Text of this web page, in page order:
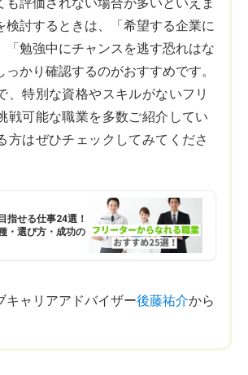
検討するときは、「希望する企業に
「勉強中にチャンスを逃す恐れはな
っかり確認するのがおすすめです。
、特別な資格やスキルがないフリ
戦可能な職業を多数ご紹介してい
方はぜひチェックしてみてくださ
指せる仕事24選！
・選び方・成功の
キャリアアドバイザー後藤祐介から